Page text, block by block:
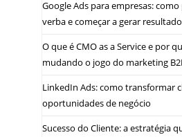
Google Ads para empresas:
verba e começar a gerar resultado
O que é CMO as a Service e por
mudando o jogo do marketing
LinkedIn Ads: como transformar
oportunidades de negócio
Sucesso do Cliente: a estratégia